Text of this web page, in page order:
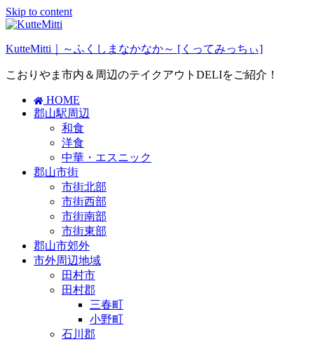
Skip to content
KutteMitti｜～ふくしまなかなか～ [くってみっちぃ]
こおりやま市内＆周辺のテイクアウトDELIをご紹介！
HOME
郡山駅周辺
和食
洋食
中華・エスニック
郡山市街
市街北部
市街西部
市街南部
市街東部
郡山市郊外
市外周辺地域
田村市
田村郡
三春町
小野町
石川郡